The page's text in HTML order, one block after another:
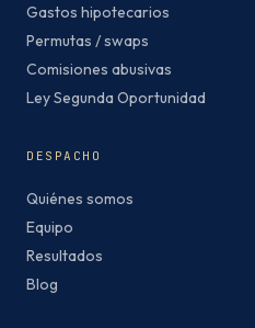
Gastos hipotecarios
Permutas / swaps
Comisiones abusivas
Ley Segunda Oportunidad
DESPACHO
Quiénes somos
Equipo
Resultados
Blog